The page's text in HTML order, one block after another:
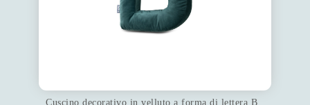
Cuscino decorativo in velluto a forma di lettera B